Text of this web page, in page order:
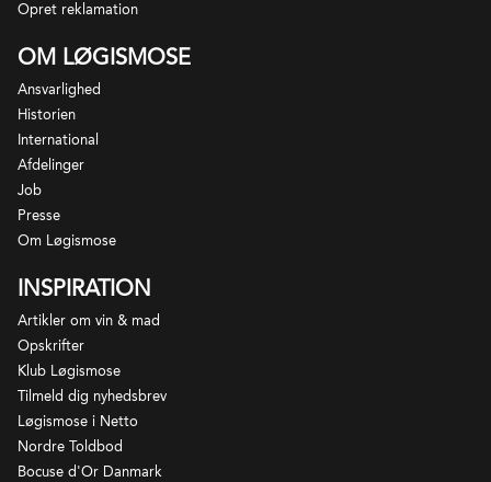
Opret reklamation
OM LØGISMOSE
Ansvarlighed
Historien
International
Afdelinger
Job
Presse
Om Løgismose
INSPIRATION
Artikler om vin & mad
Opskrifter
Klub Løgismose
Tilmeld dig nyhedsbrev
Løgismose i Netto
Nordre Toldbod
Bocuse d'Or Danmark